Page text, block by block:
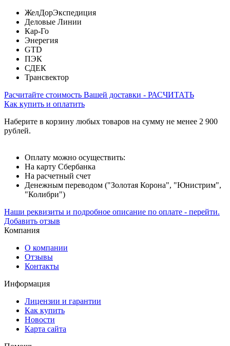
ЖелДорЭкспедиция
Деловые Линии
Кар-Го
Энерегия
GTD
ПЭК
СДЕК
Трансвектор
Расчитайте стоимость Вашей доставки - РАСЧИТАТЬ
Как купить и оплатить
Наберите в корзину любых товаров на сумму не менее 2 900
рублей.
Оплату можно осуществить:
На карту Сбербанка
На расчетный счет
Денежным переводом ("Золотая Корона", "Юнистрим",
"Колибри")
Наши реквизиты и подробное описание по оплате - перейти.
Добавить отзыв
Компания
О компании
Отзывы
Контакты
Информация
Лицензии и гарантии
Как купить
Новости
Карта сайта